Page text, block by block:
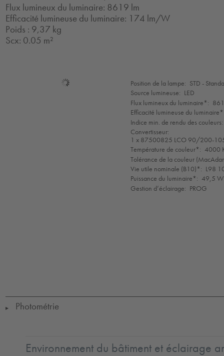
Flux lumineux du luminaire: 8619 lm
Efficacité lumineuse du luminaire: 174 lm/W
Poids : 9,37 kg
Scx: 0.05 m²
Sélection
de
mode
Position de la lampe: STD -
Source lumineuse: LED
Flux lumineux du luminaire*:
Efficacité lumineuse du
Indice min. de rendu des couleurs:
Convertisseur:
1 x 87500825 LCO 90/200-
Température de couleur*: 4000
Tolérance de la couleur
Vie utile nominale (B10)*: L98
Puissance du luminaire*: 49,5 W
Gestion d’éclairage: PROG
▶ Photométrie
Environnement du bâtiment et éclairage